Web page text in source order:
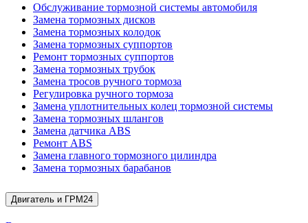
Обслуживание тормозной системы автомобиля
Замена тормозных дисков
Замена тормозных колодок
Замена тормозных суппортов
Ремонт тормозных суппортов
Замена тормозных трубок
Замена тросов ручного тормоза
Регулировка ручного тормоза
Замена уплотнительных колец тормозной системы
Замена тормозных шлангов
Замена датчика ABS
Ремонт ABS
Замена главного тормозного цилиндра
Замена тормозных барабанов
Двигатель и ГРМ24